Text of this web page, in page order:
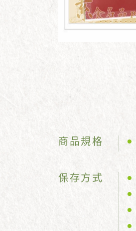
商品規格
保存方式